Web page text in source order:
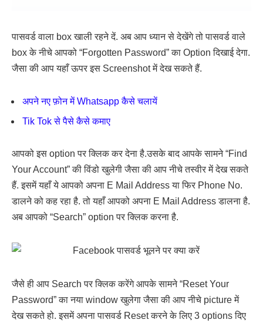
पासवर्ड वाला box खाली रहने दें. अब आप ध्यान से देखेंगे तो पासवर्ड वाले
box के नीचे आपको “Forgotten Password” का Option दिखाई देगा.
जैसा की आप यहाँ ऊपर इस Screenshot में देख सकते हैं.
अपने नए फ़ोन में Whatsapp कैसे चलायें
Tik Tok से पैसे कैसे कमाए
आपको इस option पर क्लिक कर देना है.उसके बाद आपके सामने “Find
Your Account” की विंडो खुलेगी जैसा की आप नीचे तस्वीर में देख सकते
हैं. इसमें यहाँ ये आपको अपना E Mail Address या फिर Phone No.
डालने को कह रहा है. तो यहाँ आपको अपना E Mail Address डालना है.
अब आपको “Search” option पर क्लिक करना है.
जैसे ही आप Search पर क्लिक करेंगे आपके सामने “Reset Your
Password” का नया window खुलेगा जैसा की आप नीचे picture में
देख सकते हो. इसमें अपना पासवर्ड Reset करने के लिए 3 options दिए